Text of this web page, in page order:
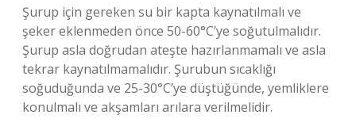
Şurup için gereken su bir kapta kaynatılmalı ve
şeker eklenmeden önce 50-60°C’ye soğutulmalıdır.
Şurup asla doğrudan ateşte hazırlanmamalı ve asla
tekrar kaynatılmamalıdır. Şurubun sıcaklığı
soğuduğunda ve 25-30°C’ye düştüğünde, yemliklere
konulmalı ve akşamları arılara verilmelidir.